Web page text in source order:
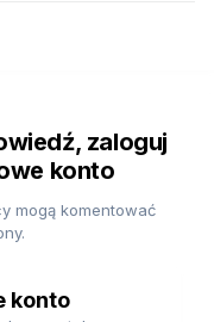
zaloguj
konto
mogą komentować
konto